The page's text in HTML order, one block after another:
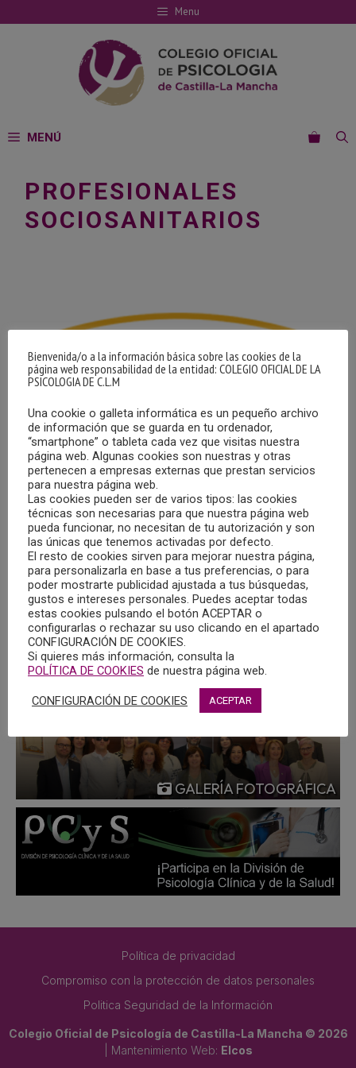
al
Menu
MENÚ
PROFESIONALES
SOCIOSANITARIOS
FORMACIÓN A PROFESIONALES Y
ESTUDIANTES DEL ÁMBITO DE LA
COOPERACIÓN SOCIOSANITARIA
20/03/2024
La ONGD Medicus Mundi Sur anuncia el lanzamiento de
una formación gratuita en el marco del proyecto
cofinanciado por la Junta de Comunidades de Castilla-La
Mancha, llamado “Alianzas en Salud: …
GALERÍA FOTOGRÁFICA
Política de privacidad
Compromiso con la protección de datos personales
Politica Seguridad de la Información
Colegio Oficial de Psicología de Castilla-La Mancha © 2026
| Mantenimiento Web: Elcos
Bienvenida/o a la información básica sobre las cookies de la
página web responsabilidad de la entidad: COLEGIO OFICIAL DE LA
PSICOLOGIA DE C.L.M
Una cookie o galleta informática es un pequeño archivo
de información que se guarda en tu ordenador,
“smartphone” o tableta cada vez que visitas nuestra
página web. Algunas cookies son nuestras y otras
pertenecen a empresas externas que prestan servicios
para nuestra página web.
Las cookies pueden ser de varios tipos: las cookies
técnicas son necesarias para que nuestra página web
pueda funcionar, no necesitan de tu autorización y son
las únicas que tenemos activadas por defecto.
El resto de cookies sirven para mejorar nuestra página,
para personalizarla en base a tus preferencias, o para
poder mostrarte publicidad ajustada a tus búsquedas,
gustos e intereses personales. Puedes aceptar todas
estas cookies pulsando el botón ACEPTAR o
configurarlas o rechazar su uso clicando en el apartado
CONFIGURACIÓN DE COOKIES.
Si quieres más información, consulta la
POLÍTICA DE COOKIES de nuestra página web.
CONFIGURACIÓN DE COOKIES ACEPTAR